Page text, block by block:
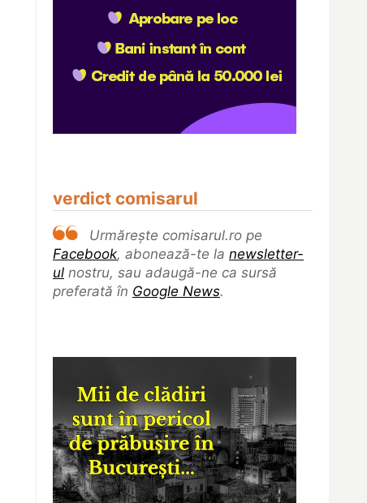
verdict comisarul
Urmărește comisarul.ro pe
Facebook, abonează-te la newsletter-
ul nostru, sau adaugă-ne ca sursă
preferată în Google News.